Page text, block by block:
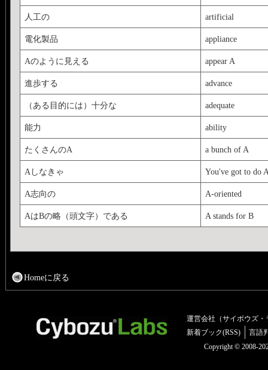
人工の artificial
電化製品 appliance
Aのように見える appear A
進歩する advance
（ある目的には）十分な adequate
能力 ability
たくさんのA a bunch of A
Aしなきゃ You've got to do
A志向の A-oriented
AはBの略（頭文字）である A stands for B
Homeに戻る
運営会社（サイボウズ・
新着ブック(RSS)
言語
Copyright © 2008-